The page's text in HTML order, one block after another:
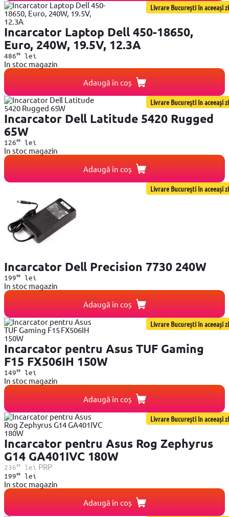
Livrare București în aceeași zi
Incarcator Laptop Dell 450-18650,
Euro, 240W, 19.5V, 12.3A
48699lei
In stoc magazin
Adaugă în coș
Livrare București în aceeași zi
Incarcator Dell Latitude 5420 Rugged
65W
12699lei
In stoc magazin
Adaugă în coș
Livrare București în aceeași zi
Incarcator Dell Precision 7730 240W
19999lei
In stoc magazin
Adaugă în coș
Livrare București în aceeași zi
Incarcator pentru Asus TUF Gaming
F15 FX506IH 150W
14999lei
In stoc magazin
Adaugă în coș
Livrare București în aceeași zi
Incarcator pentru Asus Rog Zephyrus
G14 GA401IVC 180W
23699lei PRP
19999lei
In stoc magazin
Adaugă în coș